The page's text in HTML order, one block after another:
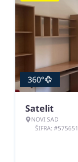
360°
Satelit
NOVI SAD
ŠIFRA: #575651